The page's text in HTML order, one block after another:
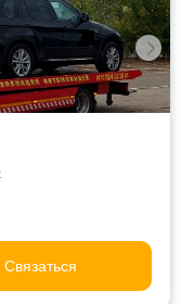
Связаться